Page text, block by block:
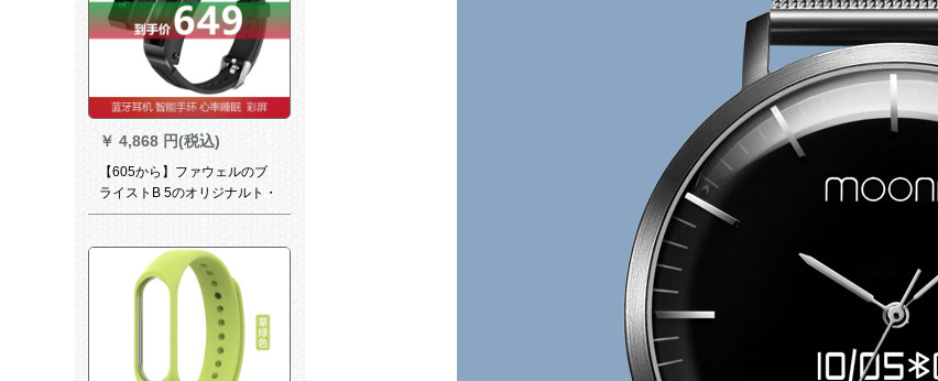
￥ 4,868 円(税込)
【605から】ファウェルのブ
ライストB 5のオリジナルト・
トレーディップ、スポーツメ
Bluetoothイヤホーンの二合一
によける通話ristring ngは、
Androidアプレットスポーツス
ポーツバージョン【曜石黒】